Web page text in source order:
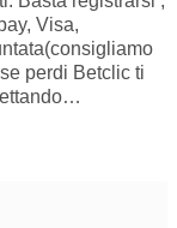
Visa,
perdi Betclic ti